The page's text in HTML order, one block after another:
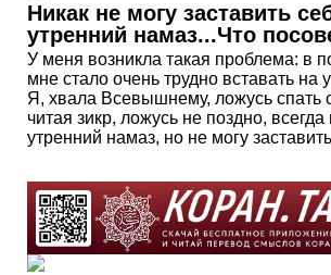
Никак не могу заставить
утренний намаз...Что
У меня возникла такая проблема: в
мне стало очень трудно вставать на
Я, хвала Всевышнему, ложусь спать
читая зикр, ложусь не поздно,
утренний намаз, но не могу